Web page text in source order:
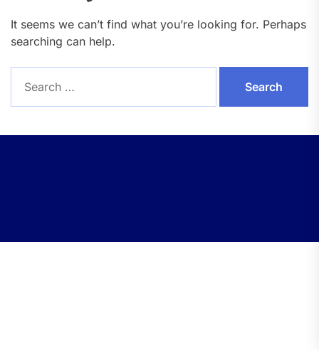
It seems we can’t find what you’re looking for. Perhaps
searching can help.
for: